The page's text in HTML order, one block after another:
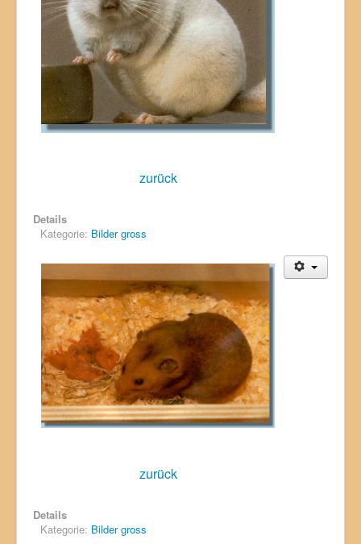
zurück
Details
Kategorie: Bilder gross
zurück
Details
Kategorie: Bilder gross